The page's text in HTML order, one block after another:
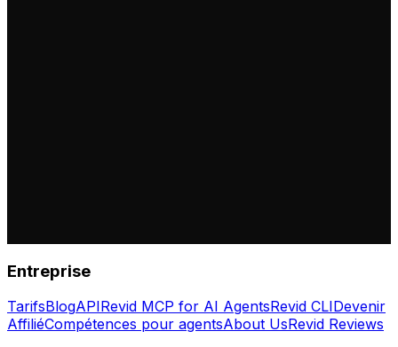
Entreprise
TarifsBlogAPIRevid MCP for AI AgentsRevid CLIDevenir
AffiliéCompétences pour agentsAbout UsRevid Reviews